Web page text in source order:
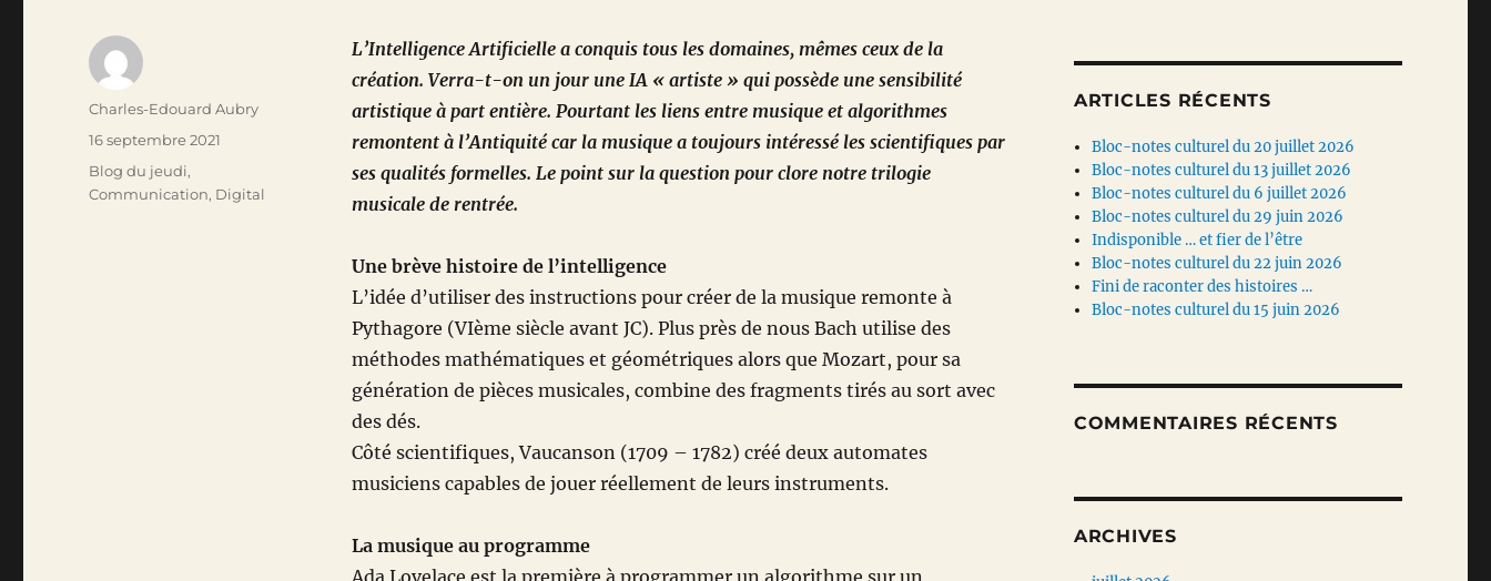
L’Intelligence Artificielle a conquis tous les domaines, mêmes ceux de la
création. Verra-t-on un jour une IA « artiste » qui possède une sensibilité
artistique à part entière. Pourtant les liens entre musique et algorithmes
remontent à l’Antiquité car la musique a toujours intéressé les scientifiques par
ses qualités formelles. Le point sur la question pour clore notre trilogie
musicale de rentrée.
Une brève histoire de l’intelligence
L’idée d’utiliser des instructions pour créer de la musique remonte à
Pythagore (VIème siècle avant JC). Plus près de nous Bach utilise des
méthodes mathématiques et géométriques alors que Mozart, pour sa
génération de pièces musicales, combine des fragments tirés au sort avec
des dés.
Côté scientifiques, Vaucanson (1709 – 1782) créé deux automates
musiciens capables de jouer réellement de leurs instruments.
La musique au programme
Auteur
Charles-Edouard Aubry
Publié
le
16 septembre 2021
Catégories
Blog du jeudi,
Communication, Digital
ARTICLES RÉCENTS
Bloc-notes culturel du 20 juillet 2026
Bloc-notes culturel du 13 juillet 2026
Bloc-notes culturel du 6 juillet 2026
Bloc-notes culturel du 29 juin 2026
Indisponible … et fier de l’être
Bloc-notes culturel du 22 juin 2026
Fini de raconter des histoires …
Bloc-notes culturel du 15 juin 2026
COMMENTAIRES RÉCENTS
ARCHIVES